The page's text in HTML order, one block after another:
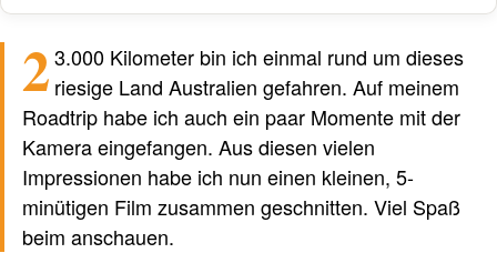
Verfasst von einem Menschen
nicht von KI
23.000 Kilometer bin ich einmal rund um dieses
riesige Land Australien gefahren. Auf meinem
Roadtrip habe ich auch ein paar Momente mit der
Kamera eingefangen. Aus diesen vielen
Impressionen habe ich nun einen kleinen, 5-
minütigen Film zusammen geschnitten. Viel Spaß
beim anschauen.